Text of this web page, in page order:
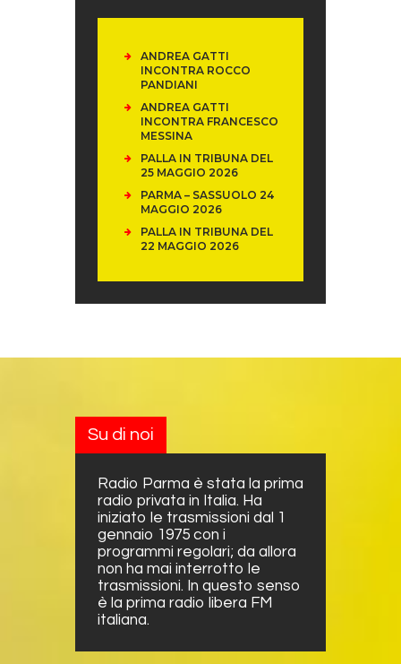
ANDREA GATTI
INCONTRA ROCCO
PANDIANI
ANDREA GATTI
INCONTRA FRANCESCO
MESSINA
PALLA IN TRIBUNA DEL
25 MAGGIO 2026
PARMA – SASSUOLO 24
MAGGIO 2026
PALLA IN TRIBUNA DEL
22 MAGGIO 2026
Su di noi
Radio Parma è stata la prima
radio privata in Italia. Ha
iniziato le trasmissioni dal 1
gennaio 1975 con i
programmi regolari; da allora
non ha mai interrotto le
trasmissioni. In questo senso
è la prima radio libera FM
italiana.